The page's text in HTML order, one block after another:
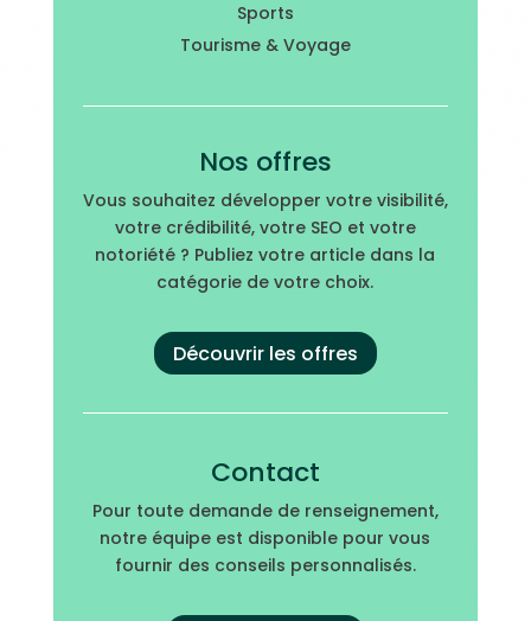
Sports
Tourisme & Voyage
Nos offres
Vous souhaitez développer votre visibilité,
votre crédibilité, votre SEO et votre
notoriété ? Publiez votre article dans la
catégorie de votre choix.
Découvrir les offres
Contact
Pour toute demande de renseignement,
notre équipe est disponible pour vous
fournir des conseils personnalisés.